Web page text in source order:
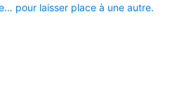
pour laisser place à une autre.